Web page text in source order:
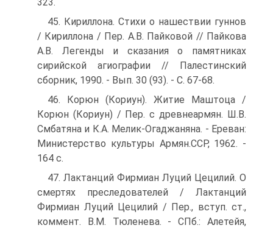
45. Кириллона. Стихи о нашествии гуннов
/ Кириллона / Пер. А.В. Пайковой // Пайкова
А.В. Легенды и сказания о памятниках
сирийской агиографии // Палестинский
сборник, 1990. - Вып. 30 (93). - С. 67-68.
46. Корюн (Кориун). Житие Маштоца /
Корюн (Кориун) / Пер. с древнеармян. Ш.В.
Смбатяна и К.А. Мелик-Огаджаняна. - Ереван:
Министерство культуры Армян.ССР, 1962. -
164 с.
47. Лактанций Фирмиан Луций Цецилий. О
смертях преследователей / Лактанций
Фирмиан Луций Цецилий / Пер., вступ. ст.,
коммент. В.М. Тюленева. - СПб.: Алетейя,